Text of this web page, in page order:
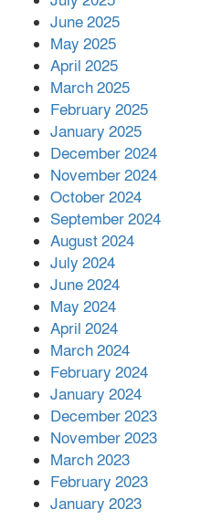
সহায়তা
June 2025
May 2025
April 2025
March 2025
February 2025
January 2025
December 2024
November 2024
October 2024
September 2024
August 2024
July 2024
June 2024
May 2024
April 2024
March 2024
February 2024
January 2024
December 2023
November 2023
March 2023
February 2023
January 2023